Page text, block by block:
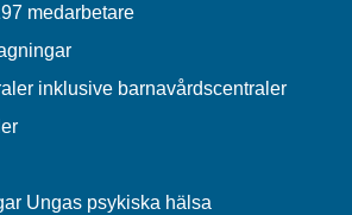
medarbetare
inklusive barnavårdscentraler
Ungas psykiska hälsa